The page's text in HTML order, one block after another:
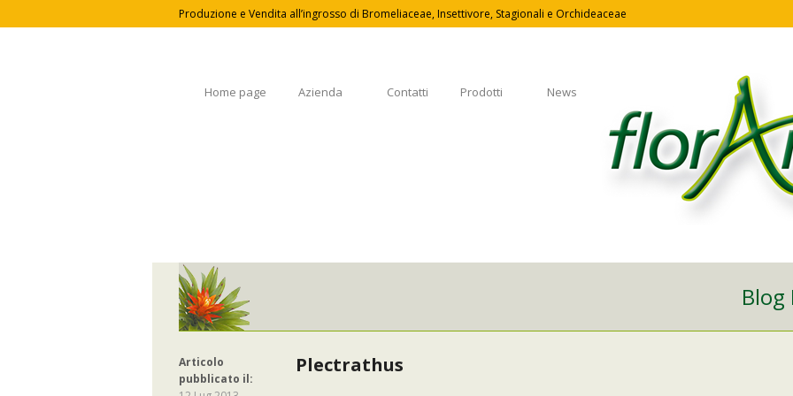
Produzione e Vendita all’ingrosso di Bromeliaceae, Insettivore, Stagionali e Orchideaceae
Home page Azienda Contatti Prodotti News
Blog
Articolo
pubblicato il:
Plectrathus